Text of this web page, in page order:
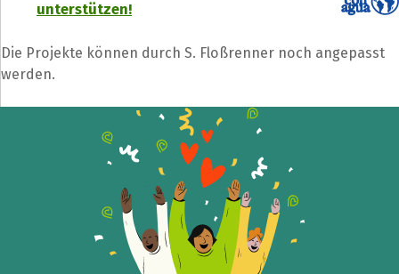
unterstützen!
Die Projekte können durch S. Floßrenner noch angepasst
werden.
Facebook WhatsApp